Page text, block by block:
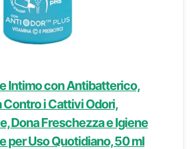
Intimo con Antibatterico,
i Cattivi Odori,
Dona Freschezza e Igiene
per Uso Quotidiano, 50 ml